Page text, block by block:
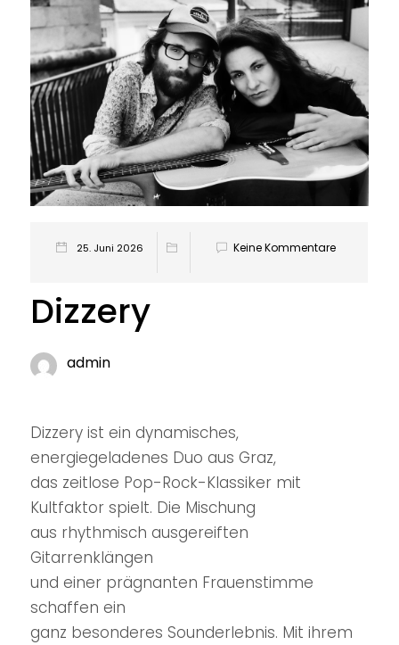
25. Juni 2026 Keine Kommentare
Dizzery
admin
Dizzery ist ein dynamisches,
energiegeladenes Duo aus Graz,
das zeitlose Pop-Rock-Klassiker mit
Kultfaktor spielt. Die Mischung
aus rhythmisch ausgereiften
Gitarrenklängen
und einer prägnanten Frauenstimme
schaffen ein
ganz besonderes Sounderlebnis. Mit ihrem